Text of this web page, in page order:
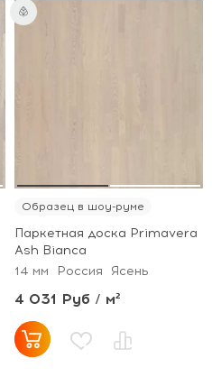
Образец в шоу-руме
Паркетная доска Primavera
Ash Bianca
14 мм
Россия Ясень
4 031 Руб / м²